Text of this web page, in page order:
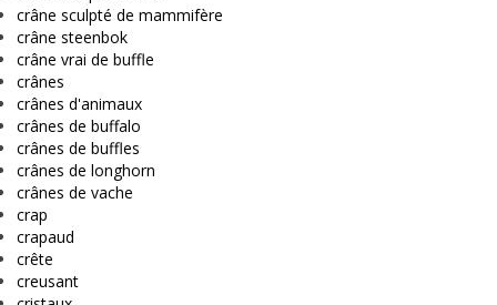
crâne sculpté de mammifère
crâne steenbok
crâne vrai de buffle
crânes
crânes d'animaux
crânes de buffalo
crânes de buffles
crânes de longhorn
crânes de vache
crap
crapaud
crête
creusant